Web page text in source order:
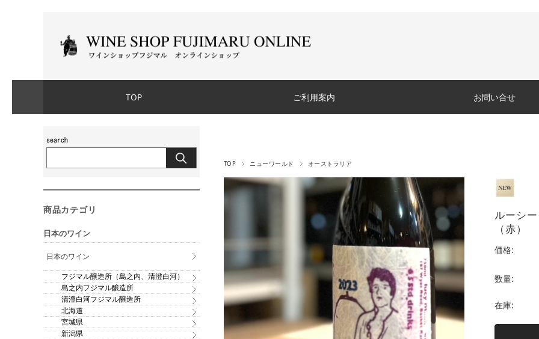
TOP ご利用案内 お問い合せ
TOP ニューワールド オーストラリア
ルーシ
（赤）
価格:
数量:
在庫:
商品カテゴリ
日本のワイン
日本のワイン
フジマル醸造所（島之内、清澄白河）
島之内フジマル醸造所
清澄白河フジマル醸造所
北海道
宮城県
新潟県